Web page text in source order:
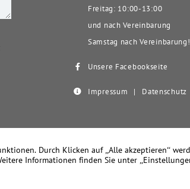
Freitag: 10:00-13:00
und nach Vereinbarung
Samstag nach Vereinbarung!
Unsere Facebookseite
Impressum | Datenschutz